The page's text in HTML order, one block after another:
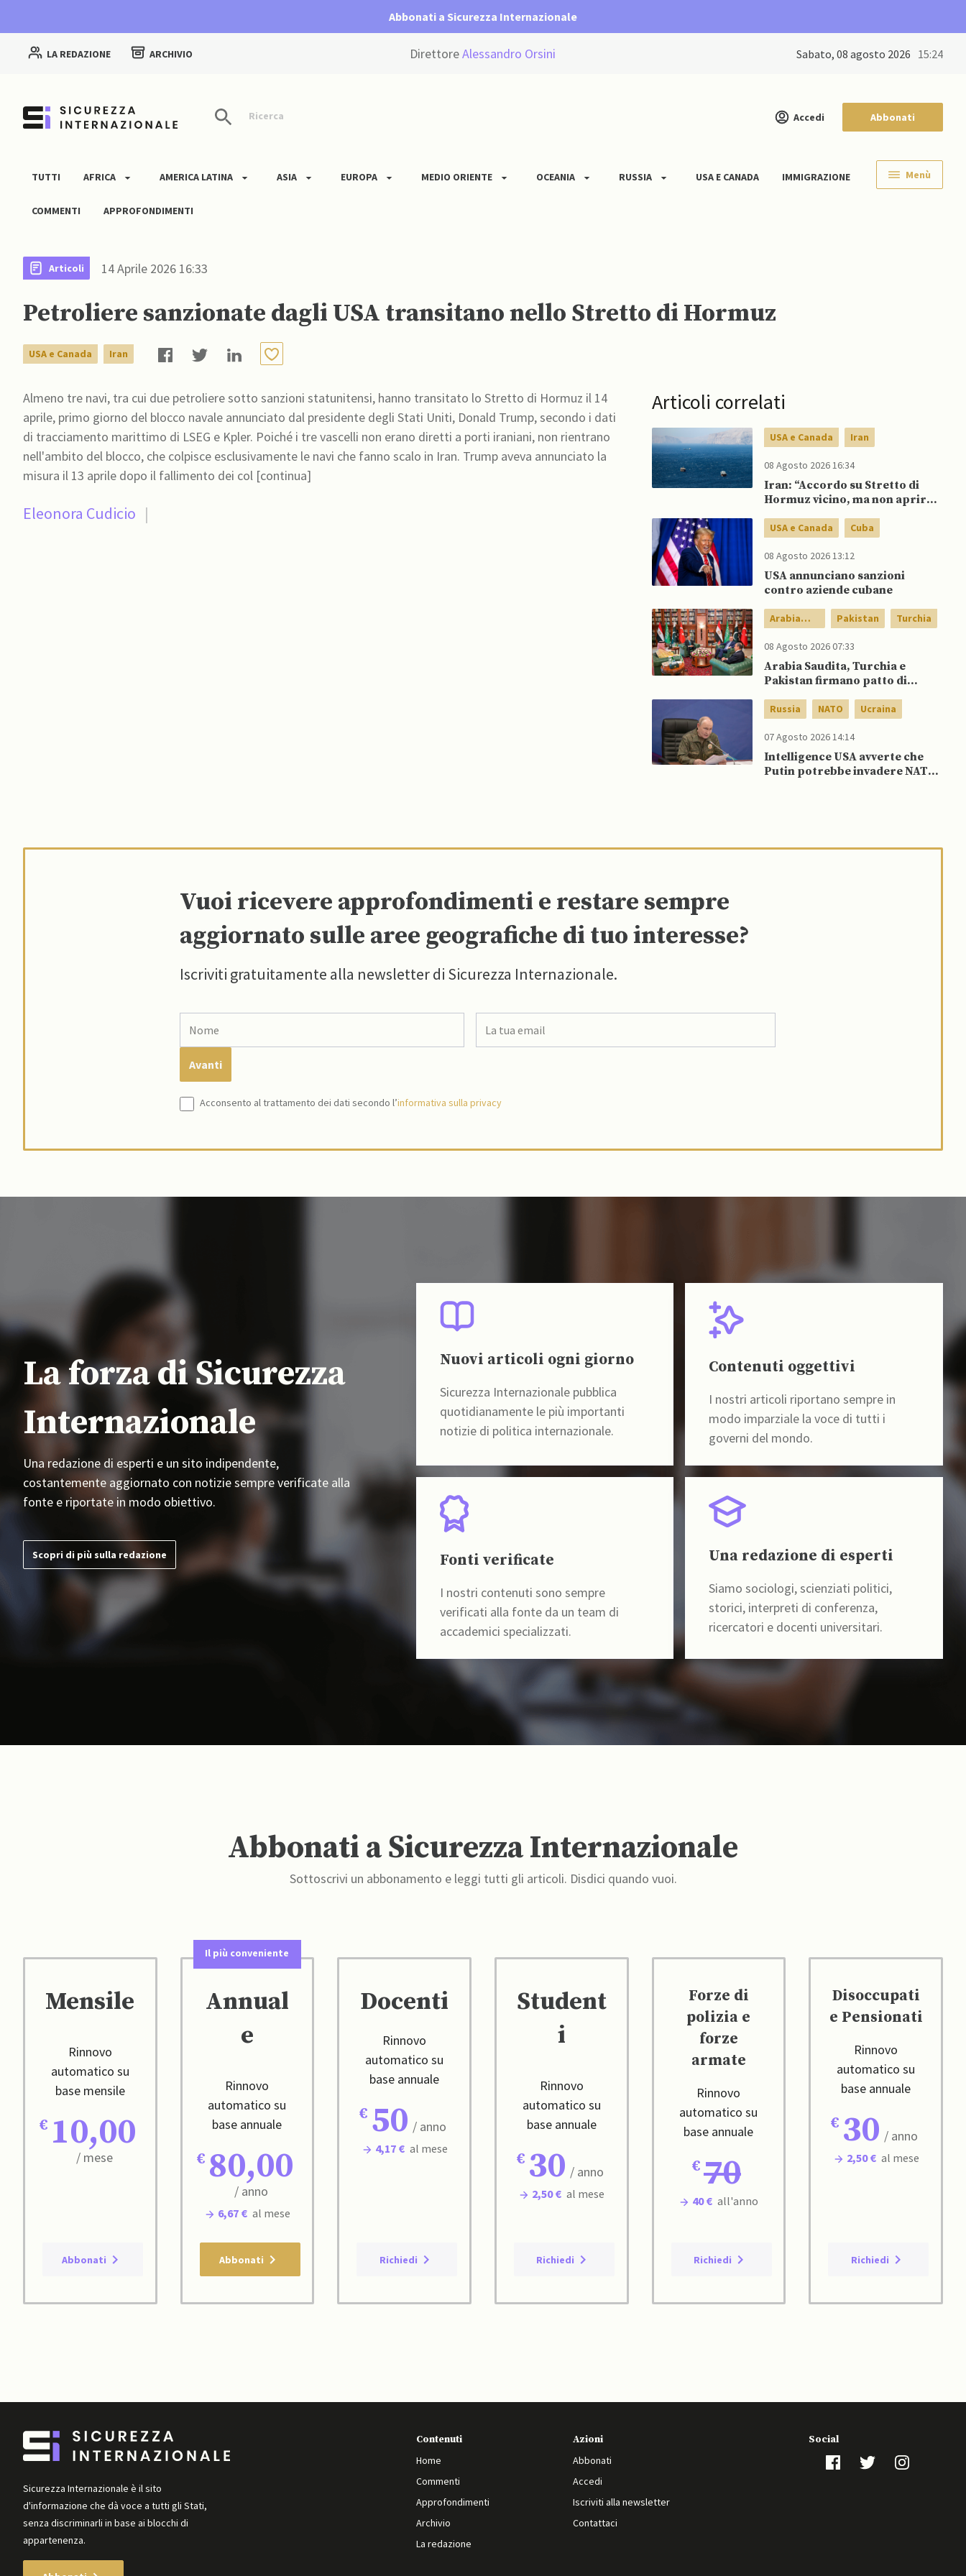
Abbonati a Sicurezza Internazionale
LA REDAZIONE ARCHIVIO DirettoreAlessandro Orsini sabato, 08 agosto 2026 15:24
Ricerca Accedi Abbonati
TUTTI AFRICA AMERICA LATINA ASIA EUROPA MEDIO ORIENTE OCEANIA RUSSIA USA E CANADA IMMIGRAZIONE
COMMENTI APPROFONDIMENTI
Menù
Articoli 14 Aprile 2026 16:33
Petroliere sanzionate dagli USA transitano nello Stretto di Hormuz
USA e Canada Iran
Almeno tre navi, tra cui due petroliere sotto sanzioni statunitensi, hanno transitato lo Stretto di Hormuz il 14
aprile, primo giorno del blocco navale annunciato dal presidente degli Stati Uniti, Donald Trump, secondo i dati
di tracciamento marittimo di LSEG e Kpler. Poiché i tre vascelli non erano diretti a porti iraniani, non rientrano
nell'ambito del blocco, che colpisce esclusivamente le navi che fanno scalo in Iran. Trump aveva annunciato la
misura il 13 aprile dopo il fallimento dei col [continua]
Eleonora Cudicio |
Articoli correlati
USA e Canada Iran
08 Agosto 2026 16:34
Iran: “Accordo su Stretto di
Hormuz vicino, ma non aprirà il
USA e Canada Cuba
08 Agosto 2026 13:12
USA annunciano sanzioni
contro aziende cubane
Arabia
Saudita
Pakistan Turchia
08 Agosto 2026 07:33
Arabia Saudita, Turchia e
Pakistan firmano patto di
Russia NATO Ucraina
07 Agosto 2026 14:14
Intelligence USA avverte che
Putin potrebbe invadere NATO
Vuoi ricevere approfondimenti e restare sempre
aggiornato sulle aree geografiche di tuo interesse?
Iscriviti gratuitamente alla newsletter di Sicurezza Internazionale.
Acconsento al trattamento dei dati secondo l’informativa sulla privacy
La forza di Sicurezza
Internazionale
Una redazione di esperti e un sito indipendente,
costantemente aggiornato con notizie sempre verificate alla
fonte e riportate in modo obiettivo.
Scopri di più sulla redazione
Nuovi articoli ogni giorno
Sicurezza Internazionale pubblica
quotidianamente le più importanti
notizie di politica internazionale.
Contenuti oggettivi
I nostri articoli riportano sempre in
modo imparziale la voce di tutti i
governi del mondo.
Fonti verificate
I nostri contenuti sono sempre
verificati alla fonte da un team di
accademici specializzati.
Una redazione di esperti
Siamo sociologi, scienziati politici,
storici, interpreti di conferenza,
ricercatori e docenti universitari.
Abbonati a Sicurezza Internazionale
Sottoscrivi un abbonamento e leggi tutti gli articoli. Disdici quando vuoi.
Mensile
Rinnovo
automatico su
base mensile
10,00
/ mese
Abbonati
Il più conveniente
Annual
e
Rinnovo
automatico su
base annuale
80,00
/ anno
6,67 € al mese
Abbonati
Docenti
Rinnovo
automatico su
base annuale
50 / anno
4,17 € al mese
Richiedi
Student
i
Rinnovo
automatico su
base annuale
30 / anno
2,50 € al mese
Richiedi
Forze di
polizia e
forze
armate
Rinnovo
automatico su
base annuale
70
40 € all'anno
Richiedi
Disoccupati
e Pensionati
Rinnovo
automatico su
base annuale
30 / anno
2,50 € al mese
Richiedi
Sicurezza Internazionale è il sito
d'informazione che dà voce a tutti gli Stati,
senza discriminarli in base ai blocchi di
appartenenza.
Contenuti
Home
Commenti
Approfondimenti
Archivio
La redazione
Azioni
Abbonati
Accedi
Iscriviti alla newsletter
Contattaci
Social